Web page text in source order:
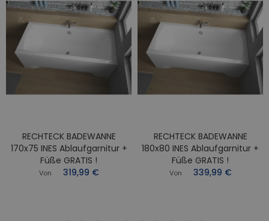
RECHTECK BADEWANNE
170x75 INES Ablaufgarnitur +
Füße GRATIS !
Von 319,99 €
RECHTECK BADEWANNE
180x80 INES Ablaufgarnitur +
Füße GRATIS !
Von 339,99 €